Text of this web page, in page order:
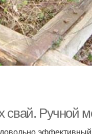
свай. Ручной